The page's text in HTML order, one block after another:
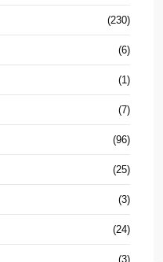
(230)
(6)
(1)
(7)
(96)
(25)
(3)
(24)
(3)